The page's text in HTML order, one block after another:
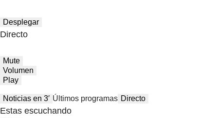
Desplegar
Directo
Mute
Volumen
Play
Noticias en 3′ Últimos programas Directo
Estas escuchando